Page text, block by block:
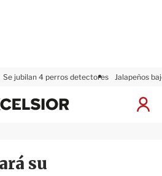
Se jubilan 4 perros detectores Jalapeños
I
x
su